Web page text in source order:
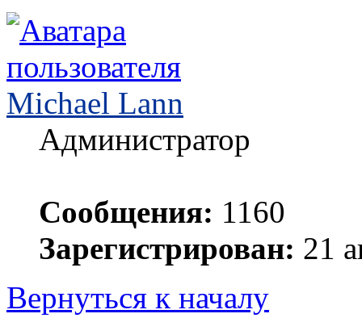
Michael Lann
Администратор
Сообщения: 1160
Зарегистрирован: 21
Вернуться к началу